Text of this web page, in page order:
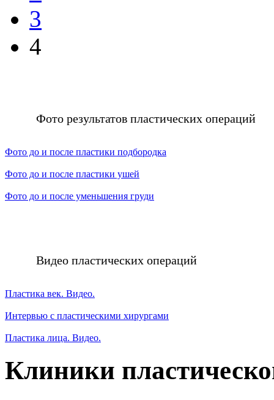
3
4
Фото результатов пластических операций
Фото до и после пластики подбородка
Фото до и после пластики ушей
Фото до и после уменьшения груди
Видео пластических операций
Пластика век. Видео.
Интервью с пластическими хирургами
Пластика лица. Видео.
Клиники